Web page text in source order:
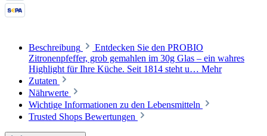
Beschreibung
Entdecken Sie den PROBIO
Zitronenpfeffer, grob gemahlen im 30g Glas – ein wahres
Highlight für Ihre Küche. Seit 1814 steht u… Mehr
Zutaten
Nährwerte
Wichtige Informationen zu den Lebensmitteln
Trusted Shops Bewertungen